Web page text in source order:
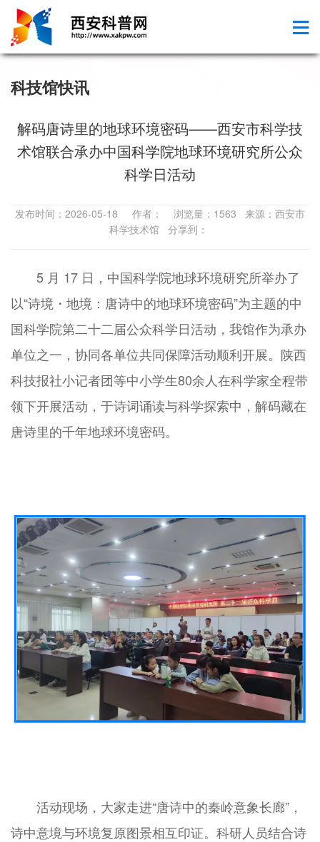
科技馆快讯
解码唐诗里的地球环境密码——西安市科学技
术馆联合承办中国科学院地球环境研究所公众
科学日活动
发布时间：2026-05-18 作者： 浏览量：1563 来源：西安市
科学技术馆 分享到：
5 月 17 日，中国科学院地球环境研究所举办了
以“诗境・地境：唐诗中的地球环境密码”为主题的中
国科学院第二十二届公众科学日活动，我馆作为承办
单位之一，协同各单位共同保障活动顺利开展。陕西
科技报社小记者团等中小学生80余人在科学家全程带
领下开展活动，于诗词诵读与科学探索中，解码藏在
唐诗里的千年地球环境密码。
活动现场，大家走进“唐诗中的秦岭意象长廊”，
诗中意境与环境复原图景相互印证。科研人员结合诗